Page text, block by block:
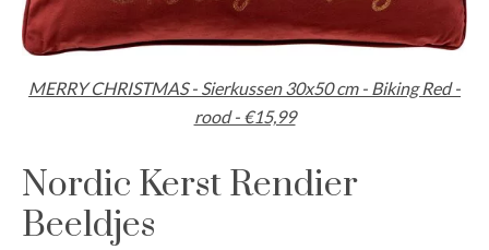
MERRY CHRISTMAS - Sierkussen 30x50 cm - Biking Red -
rood - €15,99
Nordic Kerst Rendier
Beeldjes